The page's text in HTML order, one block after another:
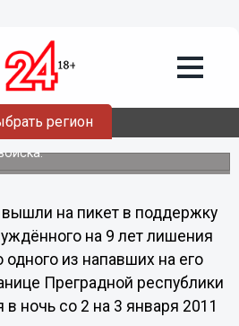
регион
в поддержку
в Нижнем Новгороде
Нижегородским отделом
на пикет в поддержку
на 9 лет лишения
из напавших на его
Преградной республики
ночь со 2 на 3 января 2011